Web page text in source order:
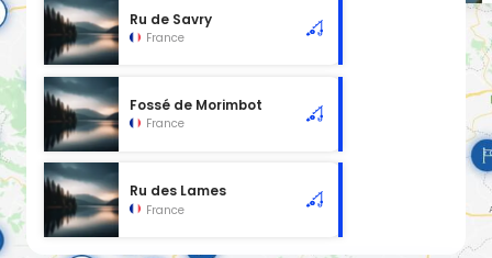
Ru de Savry
France
Fossé de Morimbot
France
Ru des Lames
France